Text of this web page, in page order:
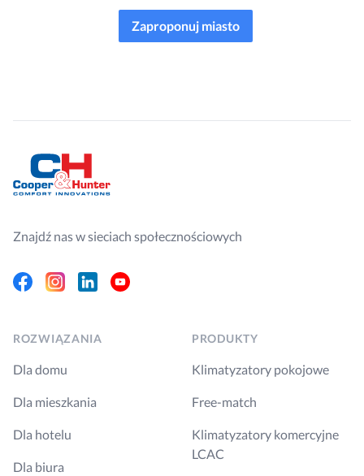
Zaproponuj miasto
Znajdź nas w sieciach społecznościowych
FacebookInstagramLinkedinYoutube
ROZWIĄZANIA
Dla domu
Dla mieszkania
Dla hotelu
Dla biura
PRODUKTY
Klimatyzatory pokojowe
Free-match
Klimatyzatory komercyjne
LCAC